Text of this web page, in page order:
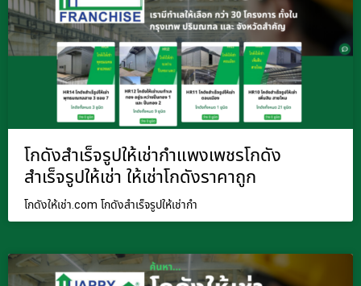
โกดังสำเร็จรูปให้เช่ากำแพงเพชรโกดัง
สำเร็จรูปให้เช่า ให้เช่าโกดังราคาถูก
โกดังให้เช่า.com โกดังสำเร็จรูปให้เช่ากำ